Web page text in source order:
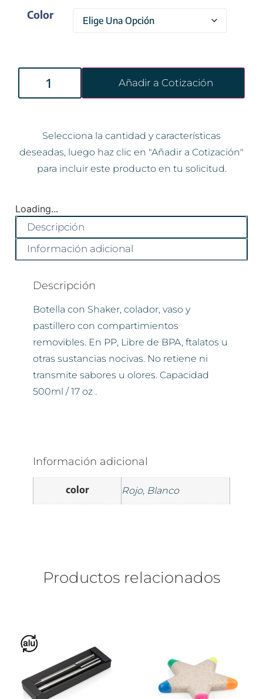
Color
Añadir a Cotización
Selecciona la cantidad y características
deseadas, luego haz clic en "Añadir a Cotización"
para incluir este producto en tu solicitud.
Loading...
Descripción
Información adicional
Descripción
Botella con Shaker, colador, vaso y
pastillero con compartimientos
removibles. En PP, Libre de BPA, ftalatos u
otras sustancias nocivas. No retiene ni
transmite sabores u olores. Capacidad
500ml / 17 oz .
Información adicional
color Rojo, Blanco
Productos relacionados